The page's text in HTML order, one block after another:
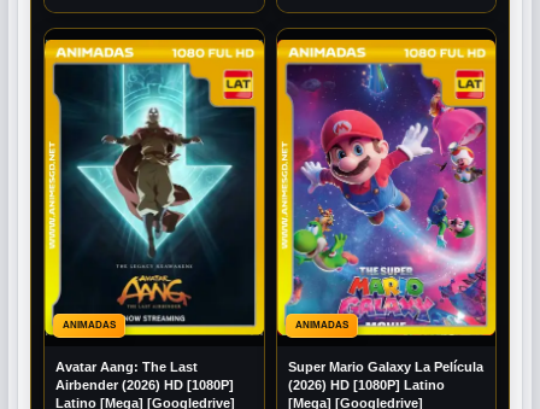
ANIMADAS
Avatar Aang: The Last
Airbender (2026) HD [1080P]
Latino [Mega] [Googledrive]
ANIMADAS
Super Mario Galaxy La Película
(2026) HD [1080P] Latino
[Mega] [Googledrive]